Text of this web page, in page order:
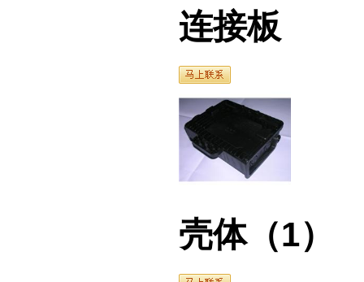
壳体（1）